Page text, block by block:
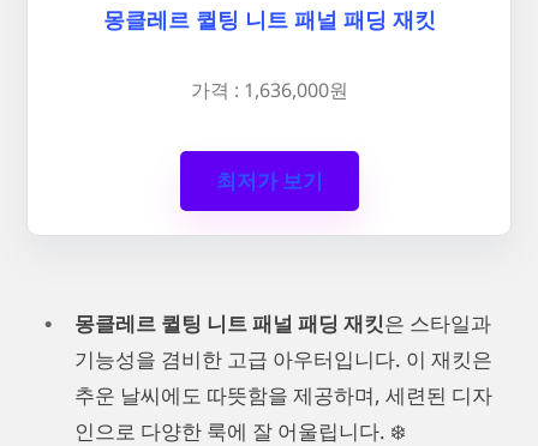
몽클레르 퀼팅 니트 패널 패딩 재킷
가격 : 1,636,000원
최저가 보기
몽클레르 퀼팅 니트 패널 패딩 재킷은 스타일과
기능성을 겸비한 고급 아우터입니다. 이 재킷은
추운 날씨에도 따뜻함을 제공하며, 세련된 디자
인으로 다양한 룩에 잘 어울립니다. ❄️